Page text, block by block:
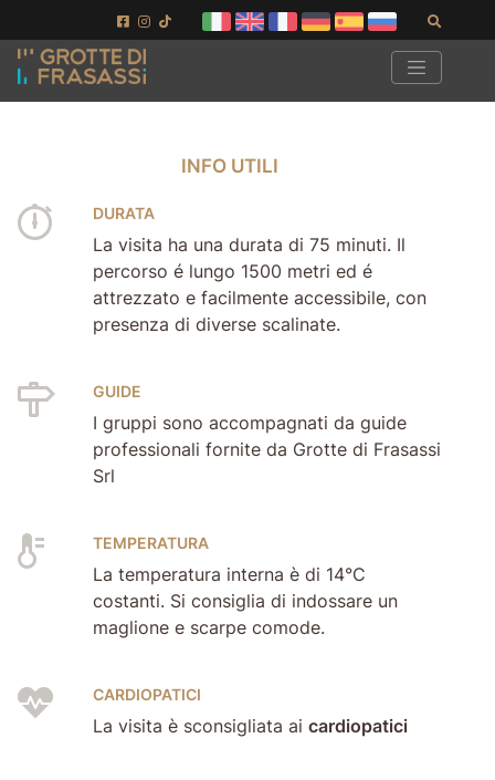
Vai ai contenuti della pagina
Vai al pié di pagina
INFO UTILI
DURATA
La visita ha una durata di 75 minuti. Il
percorso é lungo 1500 metri ed é
attrezzato e facilmente accessibile, con
presenza di diverse scalinate.
GUIDE
I gruppi sono accompagnati da guide
professionali fornite da Grotte di Frasassi
Srl
TEMPERATURA
La temperatura interna è di 14°C
costanti. Si consiglia di indossare un
maglione e scarpe comode.
CARDIOPATICI
La visita è sconsigliata ai cardiopatici